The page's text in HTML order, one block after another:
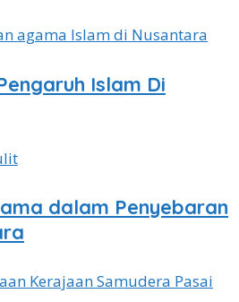
Islam Di
dalam Penyebaran